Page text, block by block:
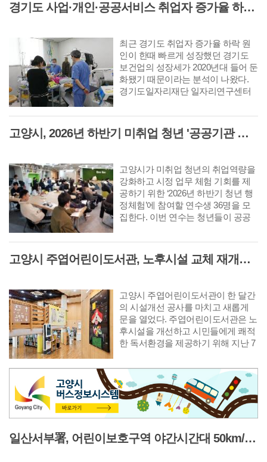
경기도 사업·개인·공공서비스 취업자 증가율 하락 '보건업 성장 둔화가 주원인'
최근 경기도 취업자 증가율 하락 원
인이 한때 빠르게 성장했던 경기도
보건업의 성장세가 2020년대 들어 둔
화됐기 때문이라는 분석이 나왔다.
경기도일자리재단 일자리연구센터
슈리포트 ‘최근 경기도 사업·개인·공
공서비스 취업자 증가율 하락 원인
분석’을 발간했다.
고양시, 2026년 하반기 미취업 청년 '공공기관 행정체험' 연수생 36명 모집
고양시가 미취업 청년의 취업역량을
강화하고 시정 업무 체험 기회를 제
공하기 위한 ‘2026년 하반기 청년 행
정체험’에 참여할 연수생 36명을 모
집한다. 이번 연수는 청년들이 공공
시정에 대한 이해를 높이고 향후 본
인의 진로를 탐색하는 데 도움을 주
기 위해 마련됐다.
고양시 주엽어린이도서관, 노후시설 교체 재개관 '다락·아기 독서공간 등 조성'
고양시 주엽어린이도서관이 한 달간
의 시설개선 공사를 마치고 새롭게
문을 열었다. 주엽어린이도서관은 노
후시설을 개선하고 시민들에게 쾌적
한 독서환경을 제공하기 위해 지난 7
사를 진행했다. 이번 공사를 통해 노
후 엘리베이터를 교체하고 외부 데크
와 화장실을 전면 정비했으며 자료실
과 공용공간의 내부 환경도 개선했
다. 또 어린이와 보호자, 장애인 등 다
할 수 있도록 화장실과 이동 동선을일산서부署, 어린이보호구역 야간시간대 50km/h 완화 '시간제 속도운영' 시행